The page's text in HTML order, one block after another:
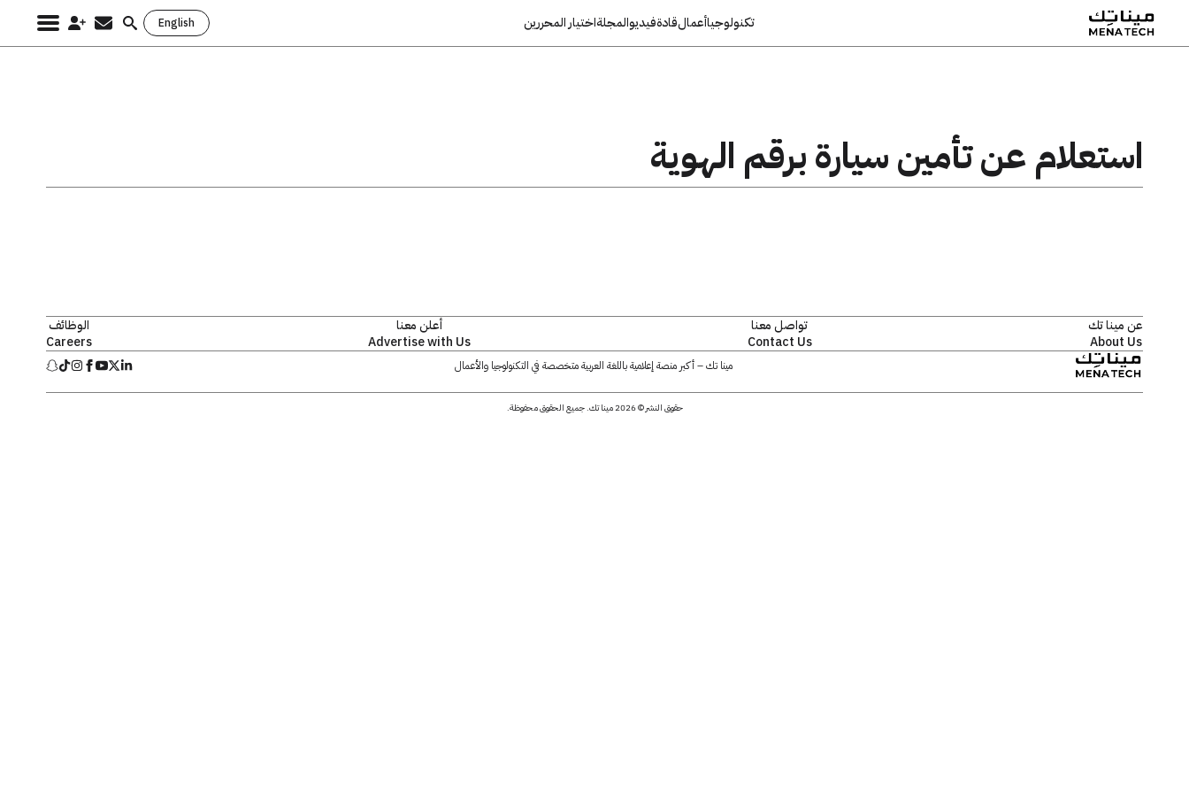
تكنولوجياأعمالقادةفيديوالمجلةاختيار المحررين English
Search
استعلام عن تأمين سيارة برقم الهوية
عن مينا تك
About Us
تواصل معنا
Contact Us
أعلن معنا
Advertise with Us
الوظائف
Careers
مينا تك – أكبر منصة إعلامية باللغة العربية متخصصة في التكنولوجيا والأعمال
حقوق النشر © 2026 مينا تك. جميع الحقوق محفوظة.